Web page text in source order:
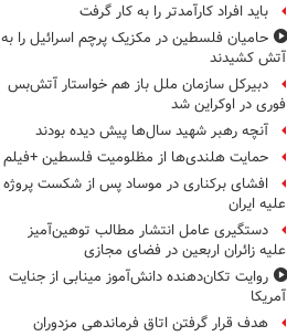
باید افراد کارآمدتر را به کار گرفت
حامیان فلسطین در مکزیک پرچم اسرائیل را به
آتش کشیدند
دبیرکل سازمان ملل باز هم خواستار آتش‌بس
فوری در اوکراین شد
آنچه رهبر شهید سال‌ها پیش دیده بودند
حمایت هلندی‌ها از مظلومیت فلسطین +فیلم
افشای برکناری در موساد پس از شکست پروژه
علیه ایران
دستگیری عامل انتشار مطالب توهین‌آمیز
علیه زائران اربعین در فضای مجازی
روایت تکان‌دهنده دانش‌آموز مینابی از جنایت
آمریکا
هدف قرار گرفتن اتاق‌ فرماندهی مزدوران